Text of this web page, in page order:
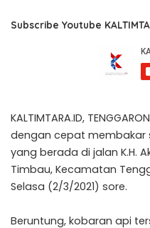
Subscribe Youtube
KALTIMTARA.ID,
dengan cepat membakar
yang berada di jalan K.H.
Timbau, Kecamatan
Selasa (2/3/2021) sore.
Beruntung, kobaran api